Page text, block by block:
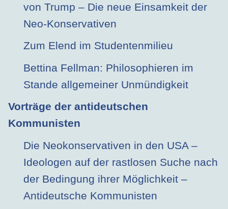
von Trump – Die neue Einsamkeit der
Neo-Konservativen
Zum Elend im Studentenmilieu
Bettina Fellman: Philosophieren im
Stande allgemeiner Unmündigkeit
Vorträge der antideutschen
Kommunisten
Die Neokonservativen in den USA –
Ideologen auf der rastlosen Suche nach
der Bedingung ihrer Möglichkeit –
Antideutsche Kommunisten